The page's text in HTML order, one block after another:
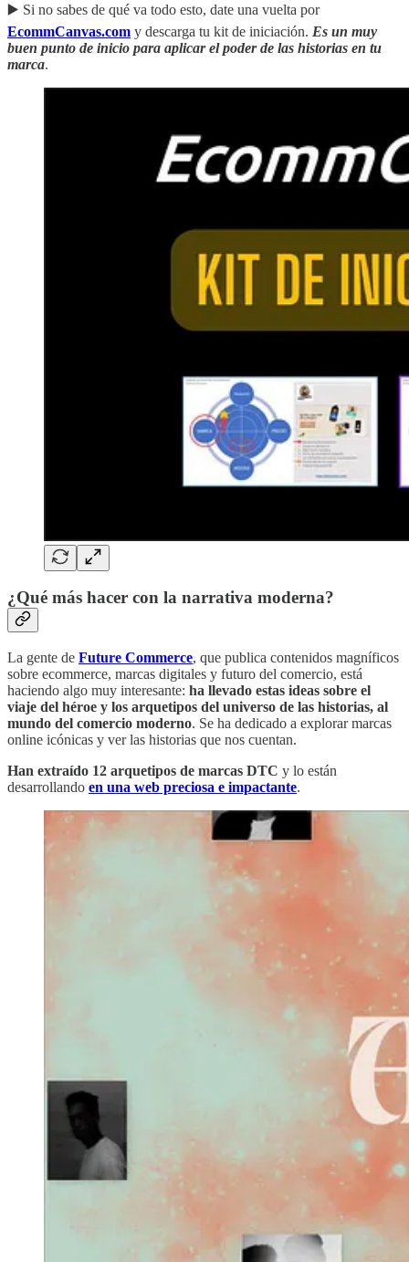
▶️ Si no sabes de qué va todo esto, date una vuelta por
EcommCanvas.com y descarga tu kit de iniciación. Es un muy
buen punto de inicio para aplicar el poder de las historias en tu
marca.
¿Qué más hacer con la narrativa moderna?
La gente de Future Commerce, que publica contenidos magníficos
sobre ecommerce, marcas digitales y futuro del comercio, está
haciendo algo muy interesante: ha llevado estas ideas sobre el
viaje del héroe y los arquetipos del universo de las historias, al
mundo del comercio moderno. Se ha dedicado a explorar marcas
online icónicas y ver las historias que nos cuentan.
Han extraído 12 arquetipos de marcas DTC y lo están
desarrollando en una web preciosa e impactante.